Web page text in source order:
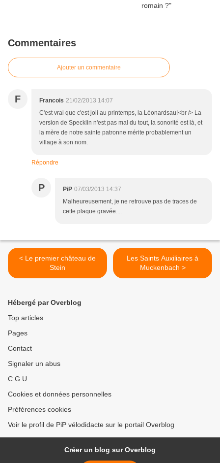
Commentaires
Ajouter un commentaire
F Francois 21/02/2013 14:07
C'est vrai que c'est joli au printemps, la Léonardsau!<br /> La
version de Specklin n'est pas mal du tout, la sonorité est là, et
la mère de notre sainte patronne mérite probablement un
village à son nom.
Répondre
P PiP 07/03/2013 14:37
Malheureusement, je ne retrouve pas de traces de
cette plaque gravée....
< Le premier château de
Stein
Les Saints Auxiliaires à
Muckenbach >
Hébergé par Overblog
Top articles
Pages
Contact
Signaler un abus
C.G.U.
Cookies et données personnelles
Préférences cookies
Voir le profil de PiP vélodidacte sur le portail Overblog
Créer un blog sur Overblog